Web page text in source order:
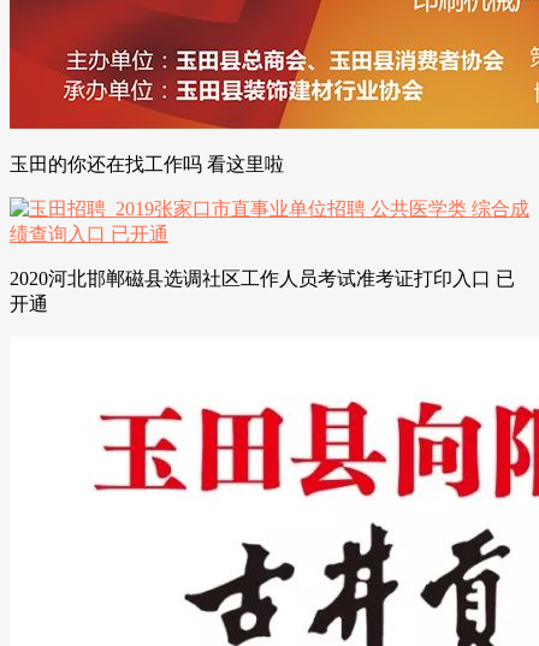
玉田的你还在找工作吗 看这里啦
2020河北邯郸磁县选调社区工作人员考试准考证打印入口 已
开通